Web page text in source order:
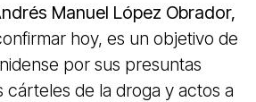
Manuel López Obrador,
hoy, es un objetivo de
por sus presuntas
cárteles de la droga y actos a